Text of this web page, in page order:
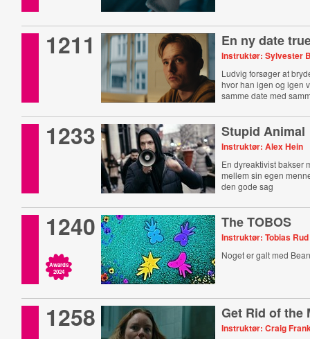
1211 En ny date
Instruktør: Sylvester
Ludvig forsøger at
hvor han igen og igen
samme date med
1233 Stupid Animal
Instruktør: Alex Hein
En dyreaktivist bakser
mellem sin egen
den gode sag
1240
Awards
2024
The TOBOS
Instruktør: Tobias Rud
Noget er galt med
1258 Get Rid of the
Instruktør: Craig